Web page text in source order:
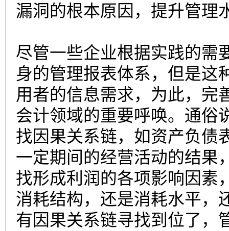
漏洞的根本原因，提升管理
尽管一些企业根据实践的需
身的管理报表体系，但是这
用者的信息需求，为此，完
会计领域的重要呼唤。通俗
找因果关系链，如资产负债
一定期间的经营活动的结果
找形成利润的各项影响因素
消耗结构，还是消耗水平，
有因果关系链寻找到位了，